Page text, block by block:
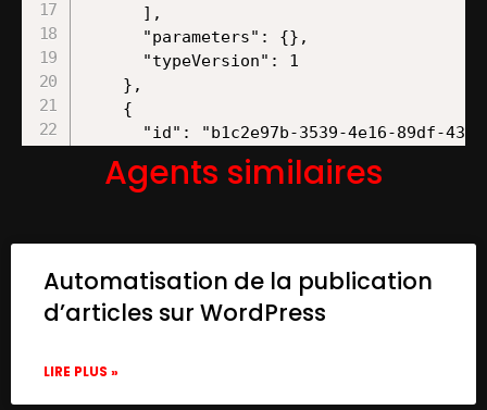
      ],
      "parameters": {},
      "typeVersion": 1
    },
    {
"id": "b1c2e97b-3539-4e16-89df-
      "name": "Sticky Note",
"type": "n8n-nodes-
      ],
      "parameters": {
        "color": 3,
        "height": 480,
Agents similaires
Automatisation de la publication
d’articles sur WordPress
LIRE PLUS »